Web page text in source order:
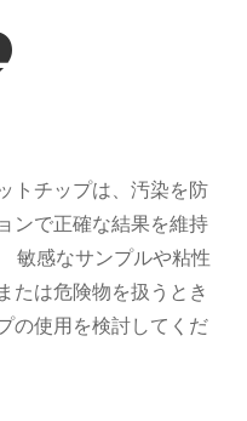
トチップは、汚染を防
ンで正確な結果を維持
敏感なサンプルや粘性
たは危険物を扱うとき
の使用を検討してくだ